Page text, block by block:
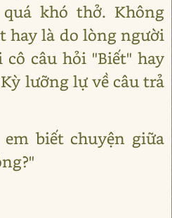
khó thở. Không
hay là do lòng người
câu hỏi "Biết" hay
lưỡng lự về câu trả
biết chuyện giữa